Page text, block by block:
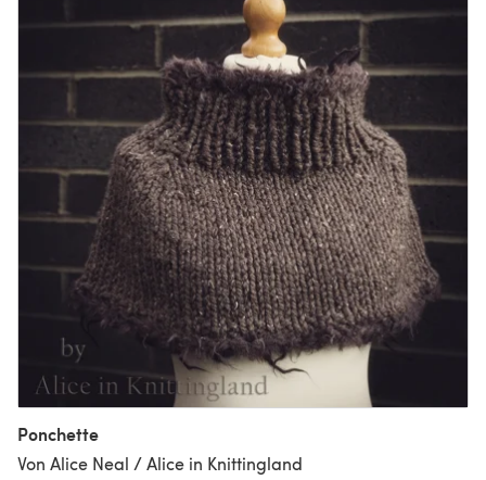
Ponchette
Von Alice Neal / Alice in Knittingland